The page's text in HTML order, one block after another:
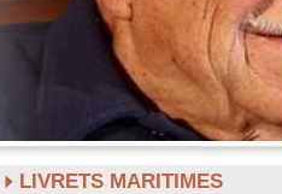
LIVRETS MARITIMES